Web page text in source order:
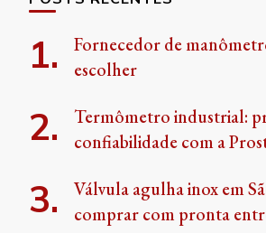
Fornecedor de
escolher
Termômetro industrial:
confiabilidade com a
Válvula agulha inox em
comprar com pronta